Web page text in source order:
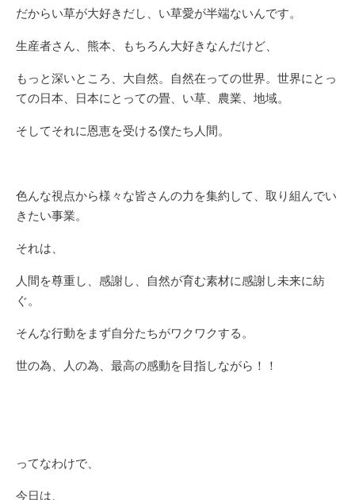
だからい草が大好きだし、い草愛が半端ないんです。
生産者さん、熊本、もちろん大好きなんだけど、
もっと深いところ、大自然。自然在っての世界。世界にとっ
ての日本、日本にとっての畳、い草、農業、地域。
そしてそれに恩恵を受ける僕たち人間。
色んな視点から様々な皆さんの力を集約して、取り組んでい
きたい事業。
それは、
人間を尊重し、感謝し、自然が育む素材に感謝し未来に紡
ぐ。
そんな行動をまず自分たちがワクワクする。
世の為、人の為、最高の感動を目指しながら！！
ってなわけで、
今日は、